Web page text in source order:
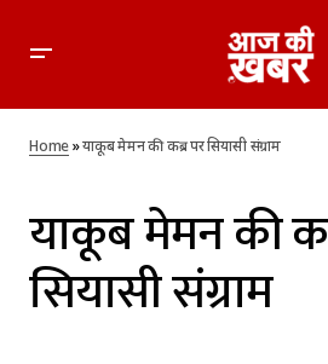
Home»याकूब मेमन की कब्र पर सियासी संग्राम
याकूब मेमन की
सियासी संग्राम